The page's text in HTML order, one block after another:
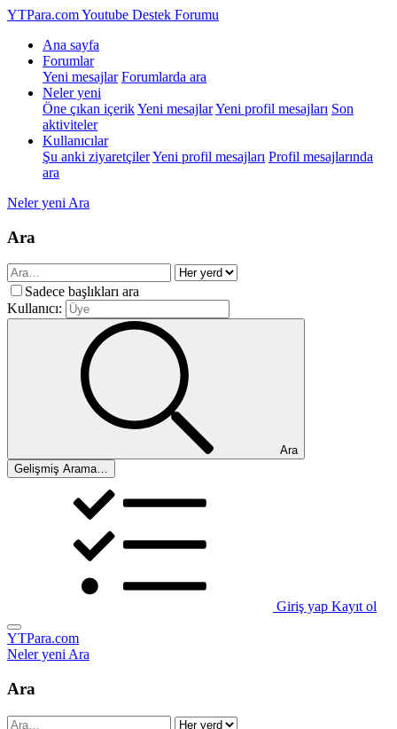
YTPara.comYoutube Destek Forumu
Ana sayfa
Forumlar
Yeni mesajlar Forumlarda ara
Neler yeni
Öne çıkan içerikYeni mesajlarYeni profil mesajları Son
aktiviteler
Kullanıcılar
Şu anki ziyaretçilerYeni profil mesajları Profil mesajlarında
ara
Neler yeni Ara
Ara
Sadece başlıkları ara
Kullanıcı:
Ara
Gelişmiş Arama…
Giriş yap Kayıt ol
YTPara.com
Neler yeniAra
Ara